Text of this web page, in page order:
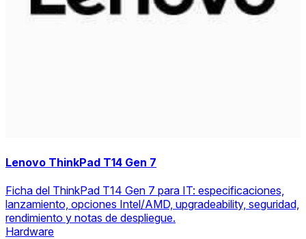
Lenovo ThinkPad T14 Gen 7
Ficha del ThinkPad T14 Gen 7 para IT: especificaciones,
lanzamiento, opciones Intel/AMD, upgradeability, seguridad,
rendimiento y notas de despliegue.
Hardware